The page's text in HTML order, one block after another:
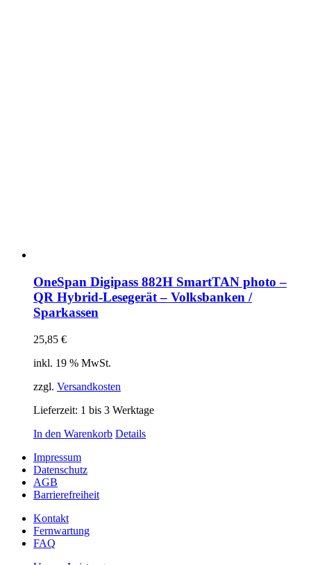
OneSpan Digipass 882H SmartTAN photo –
QR Hybrid-Lesegerät – Volksbanken /
Sparkassen
25,85 €
inkl. 19 % MwSt.
zzgl. Versandkosten
Lieferzeit: 1 bis 3 Werktage
In den Warenkorb Details
Impressum
Datenschutz
AGB
Barrierefreiheit
Kontakt
Fernwartung
FAQ